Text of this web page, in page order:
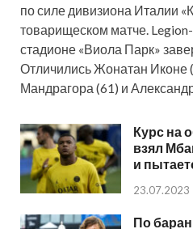
по силе дивизиона Италии
товарищеском матче.
стадионе «Виола Парк»
Отличились Жонатан Иконе
Мандрагора (61) и
Курс на
взял
и
23.07.2023
По